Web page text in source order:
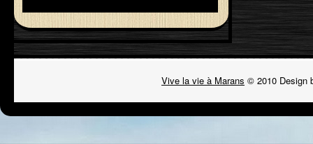
Vive la vie à Marans © 2010 Design